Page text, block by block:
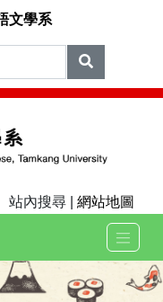
文學系
站內搜尋 | 網站地圖